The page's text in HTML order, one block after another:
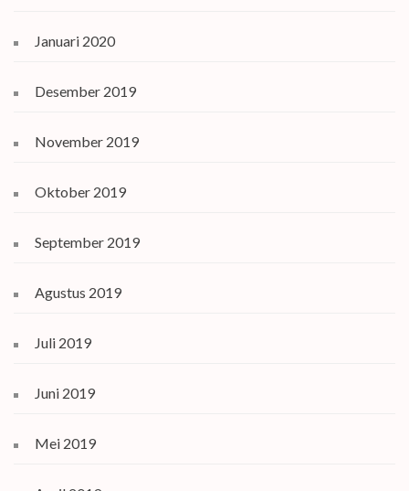
Januari 2020
Desember 2019
November 2019
Oktober 2019
September 2019
Agustus 2019
Juli 2019
Juni 2019
Mei 2019